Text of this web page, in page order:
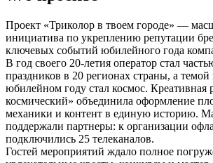
Проект «Триколор в твоем городе» —
инициатива по укреплению репутации
ключевых событий юбилейного года
В год своего 20-летия оператор стал
праздников в 20 регионах страны, а темой
юбилейном году стал космос. Креативная
космический» объединила оформление
механики и контент в единую историю.
поддержали партнеры: к организации
подключились 25 телеканалов.
Гостей мероприятий ждало полное